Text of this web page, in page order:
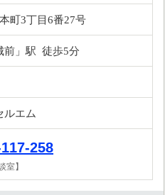
町3丁目6番27号
前」駅 徒歩5分
ルエム
258
室】